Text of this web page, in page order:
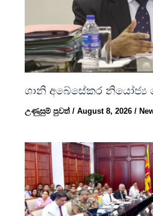
ශානි අබේසේකර නියෝජ්‍ය
උණුසුම් පුවත්/August 8, 2026/